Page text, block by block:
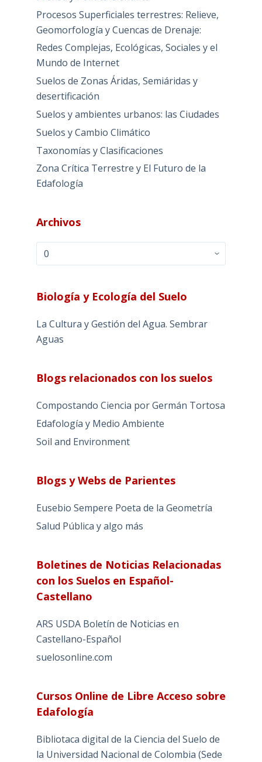
Procesos Superficiales terrestres: Relieve,
Geomorfología y Cuencas de Drenaje:
Redes Complejas, Ecológicas, Sociales y el
Mundo de Internet
Suelos de Zonas Áridas, Semiáridas y
desertificación
Suelos y ambientes urbanos: las Ciudades
Suelos y Cambio Climático
Taxonomías y Clasificaciones
Zona Crítica Terrestre y El Futuro de la
Edafología
Archivos
Archivos
Biología y Ecología del Suelo
La Cultura y Gestión del Agua. Sembrar
Aguas
Blogs relacionados con los suelos
Compostando Ciencia por Germán Tortosa
Edafología y Medio Ambiente
Soil and Environment
Blogs y Webs de Parientes
Eusebio Sempere Poeta de la Geometría
Salud Pública y algo más
Boletines de Noticias Relacionadas
con los Suelos en Español-
Castellano
ARS USDA Boletín de Noticias en
Castellano-Español
suelosonline.com
Cursos Online de Libre Acceso sobre
Edafología
Bibliotaca digital de la Ciencia del Suelo de
la Universidad Nacional de Colombia (Sede